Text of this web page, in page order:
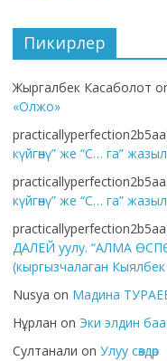
Пикирлер
Жыргалбек Касаболот
«Олжо»
күйгөнү” же “С… га”
күйгөнү” же “С… га”
ДАЛЕЙ уулу. “АЛМА
(кыргызчалаган
Nusya on Мадина
Нұрлан on Эки элдин
Султанали on Улуу сөздөр